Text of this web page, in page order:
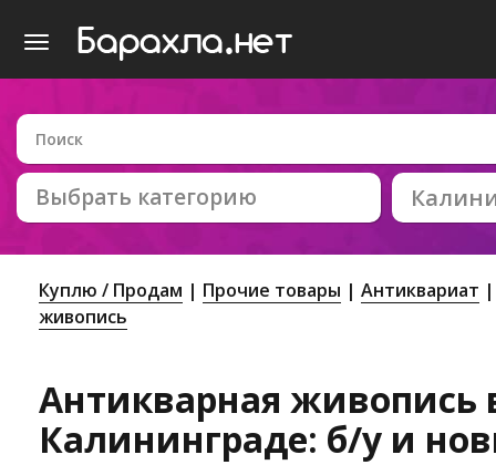
Выбрать категорию
Куплю / Продам Прочие товары
Антиквариат
живопись
Антикварная живопись
Калининграде: б/у и